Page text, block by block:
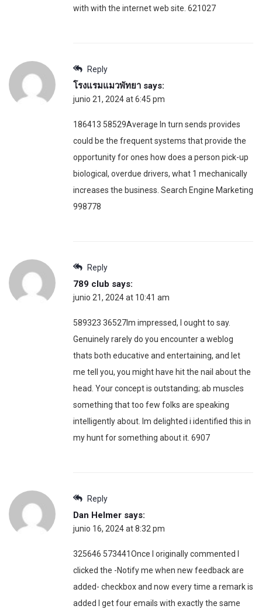
with with the internet web site. 621027
Reply
โรงแรมแมวพัทยา says:
junio 21, 2024 at 6:45 pm
186413 58529Average In turn sends provides
could be the frequent systems that provide the
opportunity for ones how does a person pick-up
biological, overdue drivers, what 1 mechanically
increases the business. Search Engine Marketing
998778
Reply
789 club says:
junio 21, 2024 at 10:41 am
589323 36527Im impressed, I ought to say.
Genuinely rarely do you encounter a weblog
thats both educative and entertaining, and let
me tell you, you might have hit the nail about the
head. Your concept is outstanding; ab muscles
something that too few folks are speaking
intelligently about. Im delighted i identified this in
my hunt for something about it. 6907
Reply
Dan Helmer says:
junio 16, 2024 at 8:32 pm
325646 573441Once I originally commented I
clicked the -Notify me when new feedback are
added- checkbox and now every time a remark is
added I get four emails with exactly the same